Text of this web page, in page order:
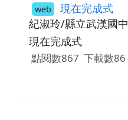
web 現在完成式
紀淑玲/縣立武漢國中
現在完成式
點閱數867 下載數86